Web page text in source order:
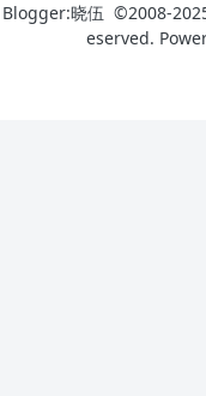
Blogger:晓伍 ©2008-
eserved.